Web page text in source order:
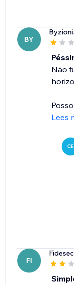
BY
Byzioni
Não
Lees
CE
FI